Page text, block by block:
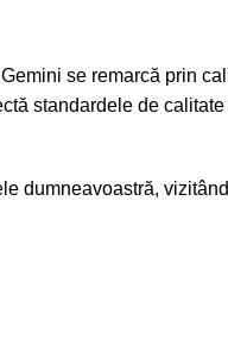
se remarcă prin
standardele de
dumneavoastră, vizitând